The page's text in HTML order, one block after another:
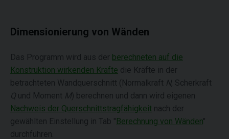
Dimensionierung von Wänden
Das Programm wird aus der berechneten auf die
Konstruktion wirkenden Kräfte die Kräfte in der
betrachteten Wandquerschnitt (Normalkraft N, Scherkraft
Q und Moment M) berechnen und dann wird eigenen
Nachweis der Querschnittstragfähigkeit nach der
gewählten Einstellung in Tab "Berechnung von Wänden"
durchführen.